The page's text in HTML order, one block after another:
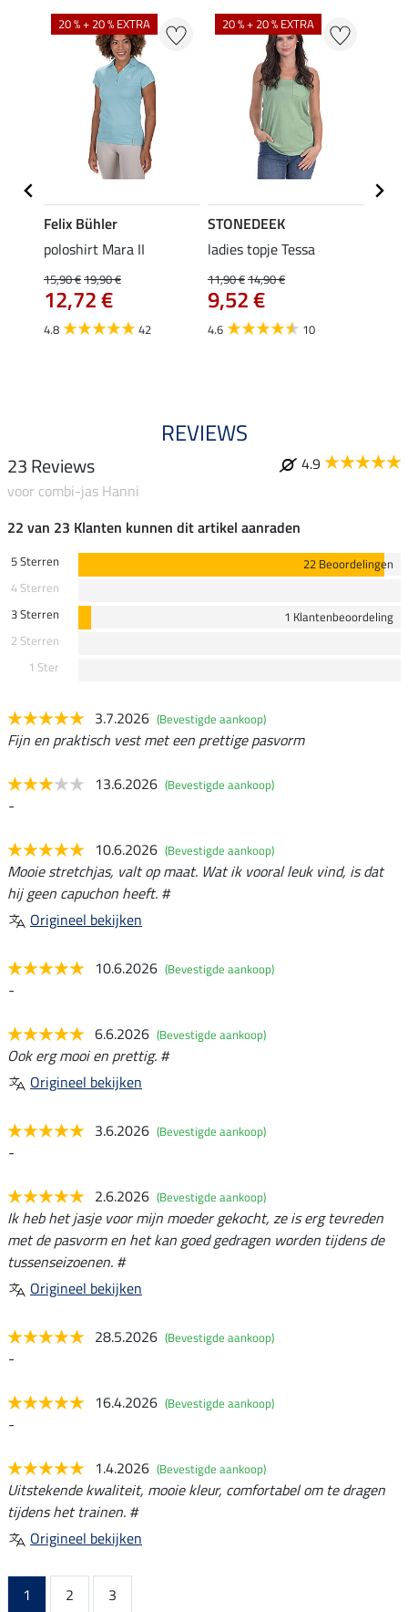
20 % + 20 % EXTRA
Felix Bühler
poloshirt Mara II
15,90 €19,90 €
12,72 €
4.8 42
20 % + 20 % EXTRA
STONEDEEK
ladies topje Tessa
11,90 €14,90 €
9,52 €
4.6 10
REVIEWS
23 Reviews
4.9
voor combi-jas Hanni
22 van 23 Klanten kunnen dit artikel aanraden
5 Sterren
22 Beoordelingen
4 Sterren
3 Sterren
1 Klantenbeoordeling
2 Sterren
1 Ster
3.7.2026 (Bevestigde aankoop)
Fijn en praktisch vest met een prettige pasvorm
13.6.2026 (Bevestigde aankoop)
-
10.6.2026 (Bevestigde aankoop)
Mooie stretchjas, valt op maat. Wat ik vooral leuk vind, is dat
hij geen capuchon heeft. #
Origineel bekijken
10.6.2026 (Bevestigde aankoop)
-
6.6.2026 (Bevestigde aankoop)
Ook erg mooi en prettig. #
Origineel bekijken
3.6.2026 (Bevestigde aankoop)
-
2.6.2026 (Bevestigde aankoop)
Ik heb het jasje voor mijn moeder gekocht, ze is erg tevreden
met de pasvorm en het kan goed gedragen worden tijdens de
tussenseizoenen. #
Origineel bekijken
28.5.2026 (Bevestigde aankoop)
-
16.4.2026 (Bevestigde aankoop)
-
1.4.2026 (Bevestigde aankoop)
Uitstekende kwaliteit, mooie kleur, comfortabel om te dragen
tijdens het trainen. #
Origineel bekijken
1 2
3